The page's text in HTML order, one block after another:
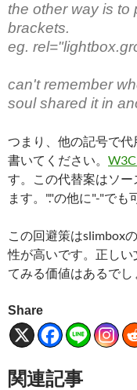
the other way is to
brackets.
eg.
can't remember
soul shared it in
つまり、他の記号で
書いてください。
す。この代替案はソ
ます。"."の他に"-"でも
この回避策はslimbox
性が高いです。正し
てみる価値はあるでし
Share
関連記事